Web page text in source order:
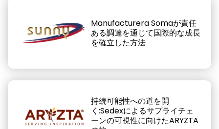
Manufacturera Somaが責任
ある調達を通じて国際的な成長
を確立した方法
持続可能性への道を開
く:Sedexによるサプライチェ
ーンの可視性に向けたARYZTA